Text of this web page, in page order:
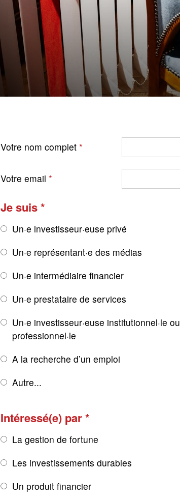
Votre nom complet
Votre email
Je suis
Un·e investisseur·euse privé
Un·e représentant·e des médias
Un·e intermédiaire financier
Un·e prestataire de services
Un·e investisseur·euse institutionnel·le ou
professionnel·le
A la recherche d’un emploi
Autre...
Intéressé(e) par
La gestion de fortune
Les investissements durables
Un produit financier